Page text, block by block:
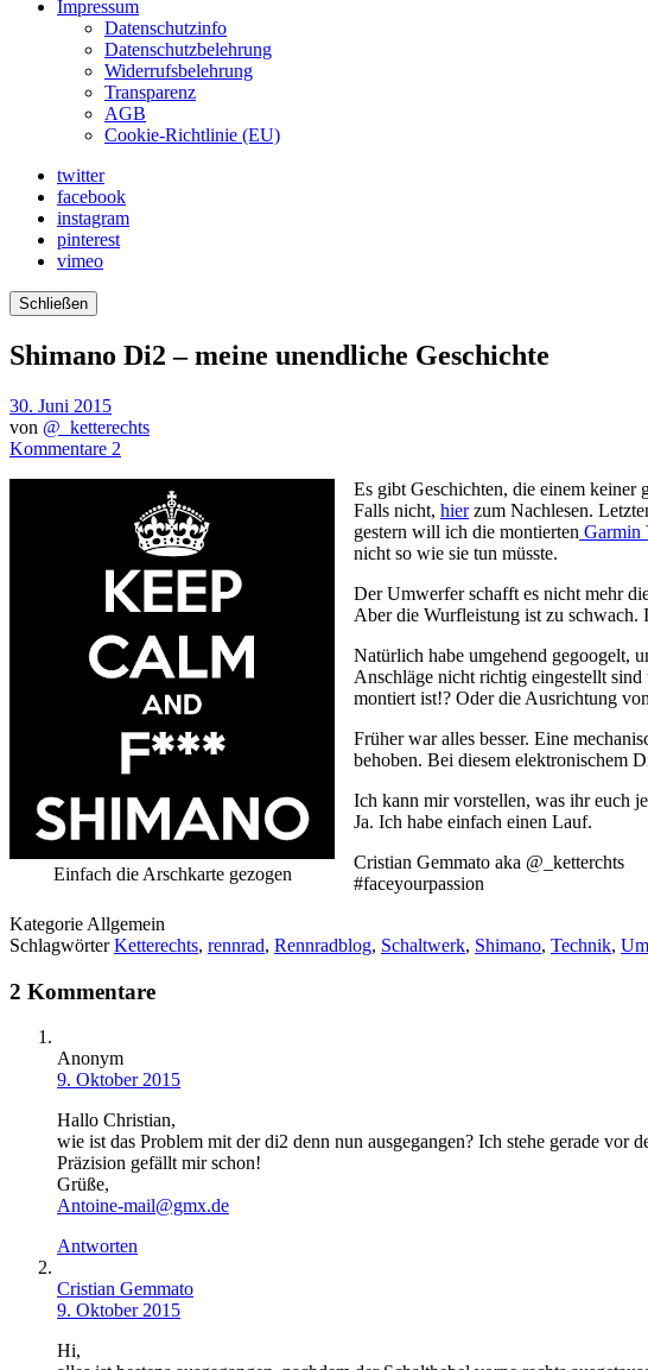
Impressum
Datenschutzinfo
Datenschutzbelehrung
Widerrufsbelehrung
Transparenz
AGB
Cookie-Richtlinie (EU)
twitter
facebook
instagram
pinterest
vimeo
Schließen
Shimano Di2 – meine unendliche Geschichte
30. Juni 2015
von @_ketterechts
Kommentare 2
Einfach die Arschkarte gezogen
Es gibt Geschichten, die einem keiner
Falls nicht, hierzum Nachlesen.
gestern will ich die montierten Garmin
nicht so wie sie tun müsste.
Der Umwerfer schafft es nicht mehr
Aber die Wurfleistung ist zu schwach.
Natürlich habe umgehend gegoogelt,
Anschläge nicht richtig eingestellt
montiert ist!? Oder die Ausrichtung
Früher war alles besser. Eine
behoben. Bei diesem elektronischem
Ich kann mir vorstellen, was ihr euch
Ja. Ich habe einfach einen Lauf.
Cristian Gemmato aka @_ketterchts
#faceyourpassion
Kategorie Allgemein
SchlagwörterKetterechts, rennrad, Rennradblog, Schaltwerk, Shimano, Technik,
2 Kommentare
Anonym
9. Oktober 2015
Hallo Christian,
wie ist das Problem mit der di2 denn nun ausgegangen? Ich stehe gerade
Präzision gefällt mir schon!
Grüße,
Antoine-mail@gmx.de
Antworten
Cristian Gemmato
9. Oktober 2015
Hi,